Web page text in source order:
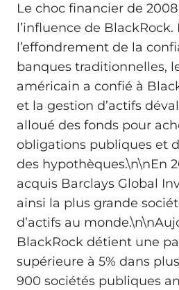
Le choc financier de
l’influence de BlackRock.
l’effondrement de la
banques traditionnelles,
américain a confié à
et la gestion d’actifs
alloué des fonds pour
obligations publiques et
des hypothèques.\n\nEn
acquis Barclays Global
ainsi la plus grande
d’actifs au
BlackRock détient une
supérieure à 5% dans
900 sociétés publiques